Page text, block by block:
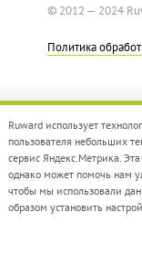
© 2012 — 2024
Политика
Дизайн –Red
Создание сайта –
Ruward использует
пользователя небольших
сервис Яндекс.Метрика.
однако может помочь нам
чтобы мы использовали
образом установить